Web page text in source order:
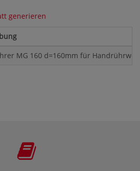
generieren
MG 160 d=160mm für